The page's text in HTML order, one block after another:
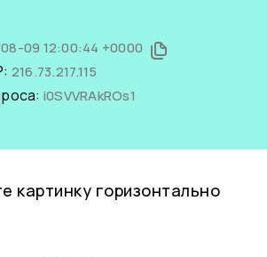
09 12:00:44 +0000
216.73.217.115
i0SVVRAkROs1
картинку горизонтально